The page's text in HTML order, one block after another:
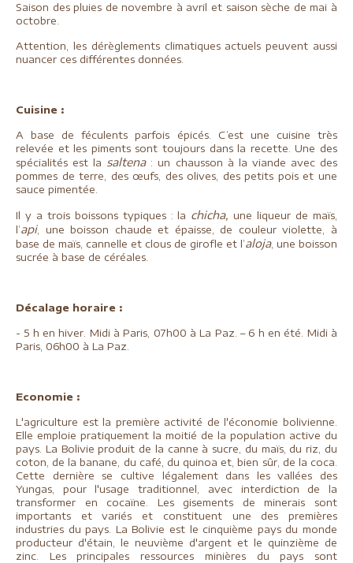
Saison des pluies de novembre à avril et saison sèche de mai à
octobre.
Attention, les dérèglements climatiques actuels peuvent aussi
nuancer ces différentes données.
Cuisine :
A base de féculents parfois épicés. C’est une cuisine très
relevée et les piments sont toujours dans la recette. Une des
spécialités est la saltena: un chausson à la viande avec des
pommes de terre, des œufs, des olives, des petits pois et une
sauce pimentée.
Il y a trois boissons typiques : la chicha,une liqueur de maïs,
l’api, une boisson chaude et épaisse, de couleur violette, à
base de maïs, cannelle et clous de girofle et l’aloja, une boisson
sucrée à base de céréales.
Décalage horaire :
- 5 h en hiver. Midi à Paris, 07h00 à La Paz. – 6 h en été. Midi à
Paris, 06h00 à La Paz.
Economie :
L'agriculture est la première activité de l'économie bolivienne.
Elle emploie pratiquement la moitié de la population active du
pays. La Bolivie produit de la canne à sucre, du maïs, du riz, du
coton, de la banane, du café, du quinoa et, bien sûr, de la coca.
Cette dernière se cultive légalement dans les vallées des
Yungas, pour l'usage traditionnel, avec interdiction de la
transformer en cocaïne. Les gisements de minerais sont
importants et variés et constituent une des premières
industries du pays. La Bolivie est le cinquième pays du monde
producteur d'étain, le neuvième d'argent et le quinzième de
zinc. Les principales ressources minières du pays sont